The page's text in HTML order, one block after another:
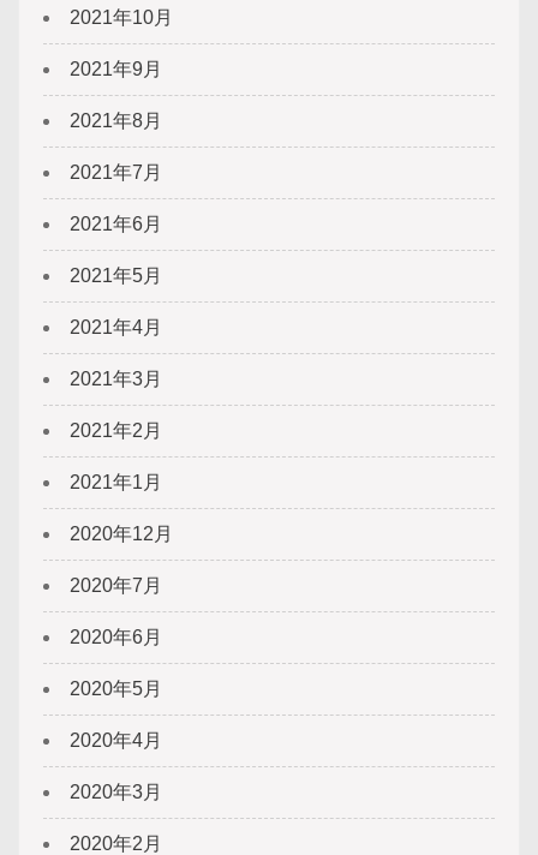
2021年10月
2021年9月
2021年8月
2021年7月
2021年6月
2021年5月
2021年4月
2021年3月
2021年2月
2021年1月
2020年12月
2020年7月
2020年6月
2020年5月
2020年4月
2020年3月
2020年2月